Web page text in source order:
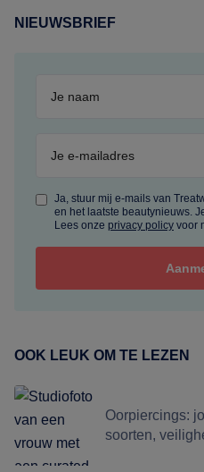
NIEUWSBRIEF
Ja, stuur mij e-mails van
en het laatste beautynieuws.
Lees onze privacy policy voor
OOK LEUK OM TE LEZEN
Oorpiercings:
soorten,